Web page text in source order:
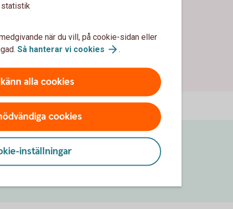
företag
statistik
när du vill, på cookie-sidan eller
Så hanterar vi cookies .
alla cookies
cookies
inställningar